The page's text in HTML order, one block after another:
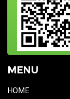
MENU
HOME